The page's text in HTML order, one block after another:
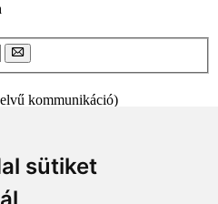
sütiket
kommunikáció)
péntek)